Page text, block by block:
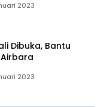
2023
Dibuka, Bantu
2023